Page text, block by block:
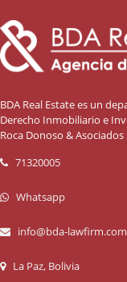
BDA Real Estate es un
Derecho Inmobiliario e
Roca Donoso & Asociados
71320005
Whatsapp
info@bda-lawfirm.com
La Paz, Bolivia